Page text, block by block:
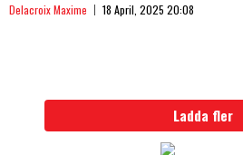
Delacroix Maxime 18 April, 2025 20:08
Ladda fler